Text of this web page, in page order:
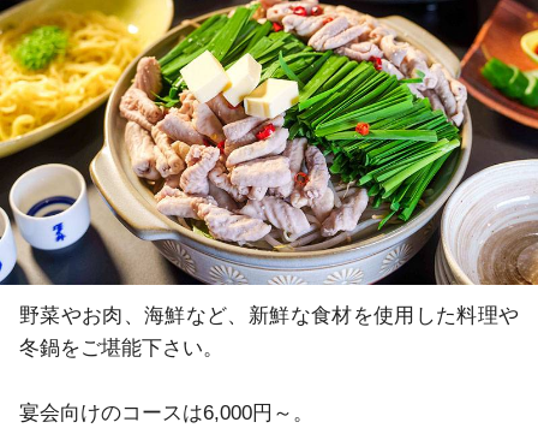
野菜やお肉、海鮮など、新鮮な食材を使用した料理や
冬鍋をご堪能下さい。
宴会向けのコースは6,000円～。